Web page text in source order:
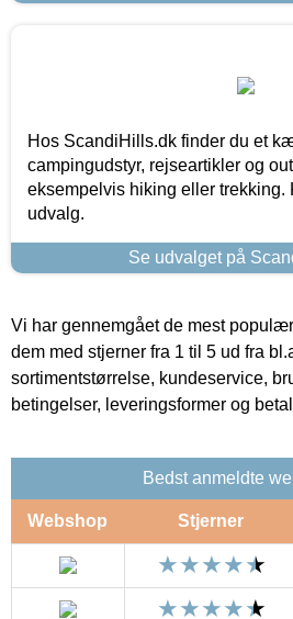
Hos ScandiHills.dk finder du et
campingudstyr, rejseartikler og
eksempelvis hiking eller trekking.
udvalg.
Se udvalget på
Vi har gennemgået de mest
dem med stjerner fra 1 til 5 ud fra
sortimentstørrelse, kundeservice,
betingelser, leveringsformer og
Bedst anmeldte
Webshop Stjerner